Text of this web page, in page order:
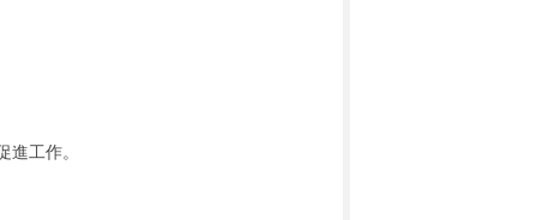
工作。